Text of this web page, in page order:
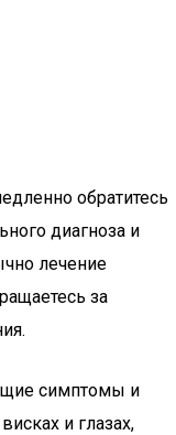
обратитесь
диагноза и
лечение
за
симптомы и
и глазах,